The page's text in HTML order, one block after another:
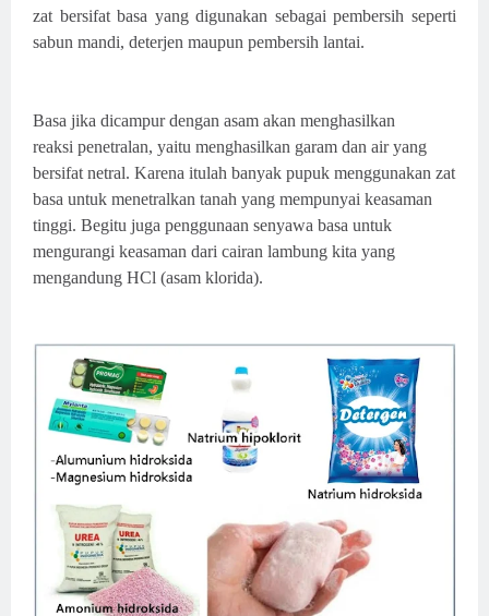
zat bersifat basa yang digunakan sebagai pembersih seperti
sabun mandi, deterjen maupun pembersih lantai.
Basa jika dicampur dengan asam akan menghasilkan
reaksi penetralan, yaitu menghasilkan garam dan air yang
bersifat netral. Karena itulah banyak pupuk menggunakan zat
basa untuk menetralkan tanah yang mempunyai keasaman
tinggi. Begitu juga penggunaan senyawa basa untuk
mengurangi keasaman dari cairan lambung kita yang
mengandung HCl (asam klorida).